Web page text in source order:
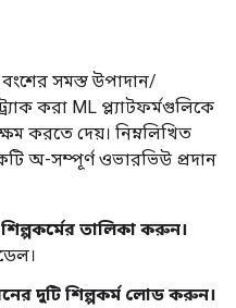
সমস্ত উপাদান/
করা ML প্ল্যাটফর্মগুলিকে
করতে দেয়। নিম্নলিখিত
অ-সম্পূর্ণ ওভারভিউ প্রদান
শিল্পকর্মের তালিকা করুন।
দুটি শিল্পকর্ম লোড করুন।